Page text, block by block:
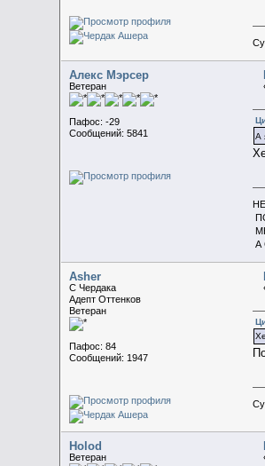
Алекс Мэрсер
Ветеран
Пафос: -29
Сообщений: 5841
А
А
Asher
C Чердака
Адепт Оттенков
Ветеран
Пафос: 84
Сообщений: 1947
Holod
Ветеран